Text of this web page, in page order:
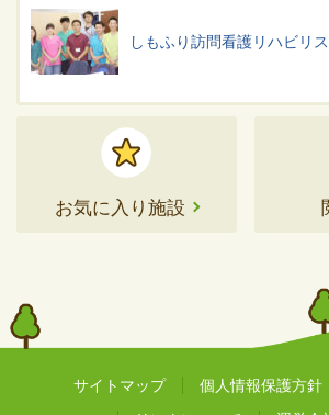
しもふり訪問看護リハビリ
お気に入り施設
サイトマップ 個人情報保護方針